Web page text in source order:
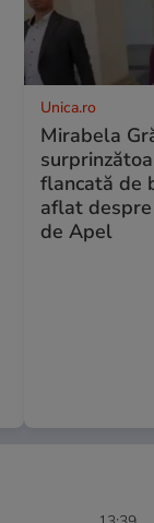
Unica.ro
Mirabela
flancată de
aflat
de Apel